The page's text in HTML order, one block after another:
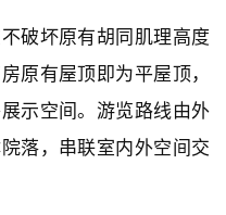
破坏原有胡同肌理高度
原有屋顶即为平屋顶，
示空间。游览路线由外
落，串联室内外空间交